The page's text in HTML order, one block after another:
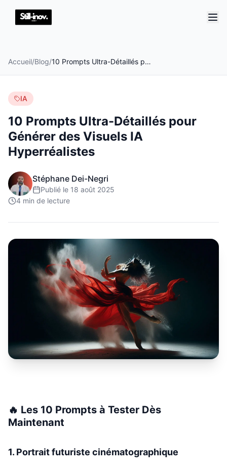
Accueil/Blog/ 10 Prompts Ultra-Détaillés pour Générer des Visuels IA Hyperréalistes
IA
10 Prompts Ultra-Détaillés pour
Générer des Visuels IA
Hyperréalistes
Stéphane Dei-Negri
Publié le 18 août 2025
4 min de lecture
🔥 Les 10 Prompts à Tester Dès
Maintenant
1. Portrait futuriste cinématographique